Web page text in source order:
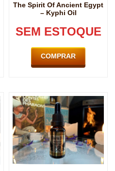
The Spirit Of Ancient Egypt
– Kyphi Oil
SEM ESTOQUE
COMPRAR